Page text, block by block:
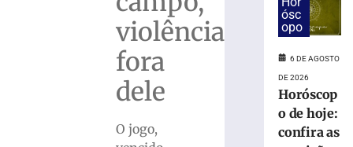
violência
fora
dele
O jogo,
Futsal
neste
sábado
ósc
opo
6 DE AGOSTO
DE 2026
Horóscop
o de hoje:
confira as